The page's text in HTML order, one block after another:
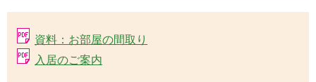
資料：お部屋の間取り
入居のご案内